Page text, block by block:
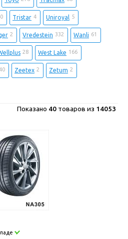
Tristar 4 Uniroyal 5
2 Vredestein 332 Wanli 61
28 West Lake 166
Zeetex 2 Zetum 2
Показано 40 товаров из 14053